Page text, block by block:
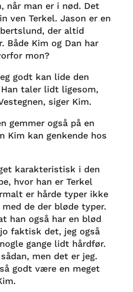
når man er i nød. Det
ven Terkel. Jason er en
der altid
Både Kim og Dan har
mon?
godt kan lide den
Han taler lidt ligesom,
siger Kim.
gemmer også på en
Kim kan genkende hos
karakteristisk i den
hvor han er Terkel
er hårde typer ikke
med de der bløde typer.
han også har en blød
faktisk det, jeg også
gange lidt hårdfør.
men det er jeg.
godt være en meget